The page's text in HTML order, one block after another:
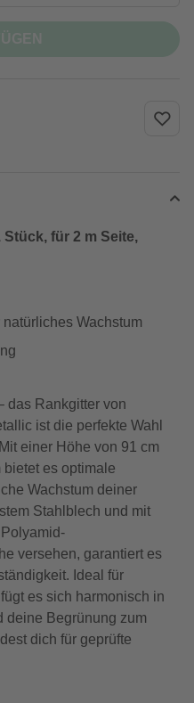
für 2 m Seite,
Wachstum
das Rankgitter von
ist die perfekte Wahl
einer Höhe von 91 cm
es optimale
Wachstum deiner
Stahlblech und mit
versehen, garantiert es
Ideal für
es sich harmonisch in
deine Begrünung zum
dich für geprüfte